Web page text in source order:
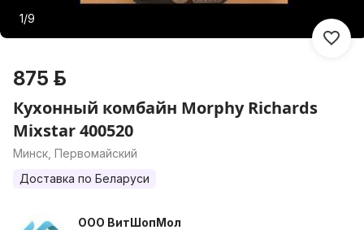
1/9
875 р.
Кухонный комбайн Morphy Richards
Mixstar 400520
Минск, Первомайский
Доставка по Беларуси
ООО ВитШопМол